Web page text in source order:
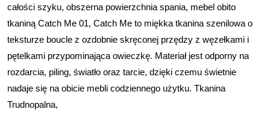
całości szyku, obszerna powierzchnia spania, mebel obito
tkaniną Catch Me 01, Catch Me to miękka tkanina szenilowa o
teksturze boucle z ozdobnie skręconej przędzy z węzełkami i
pętelkami przypominająca owieczkę. Materiał jest odporny na
rozdarcia, piling, światło oraz tarcie, dzięki czemu świetnie
nadaje się na obicie mebli codziennego użytku. Tkanina
Trudnopalna,